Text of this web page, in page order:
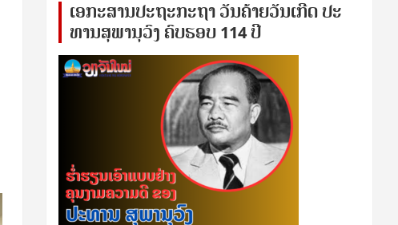
ເອ​ກະ​ສານ​ປະ​ຖະ​ກະ​ຖ​າ ວັນ​ຄ້າຍ​ວັນ​ເກີດ ປ​ະ​
ທານ​ສຸ​ພາ​ນຸ​ວົງ ຄົບ​ຮອບ 114 ປີ